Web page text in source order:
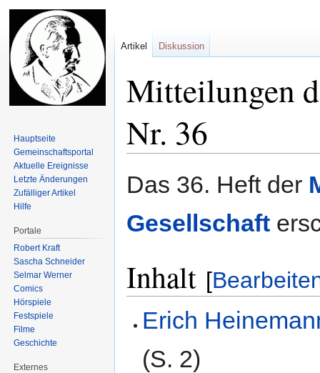
Mitteilungen
Nr. 36
Navigation
Suche
Das 36. Heft der
Gesellschaft
Inhalt [
Erich
(S. 2)
Artikel Diskussion
Hauptseite
Gemeinschafts­portal
Aktuelle Ereignisse
Letzte Änderungen
Zufälliger Artikel
Hilfe
Portale
Robert Kraft
Sascha Schneider
Selmar Werner
Comics
Hörspiele
Festspiele
Filme
Geschichte
Externes